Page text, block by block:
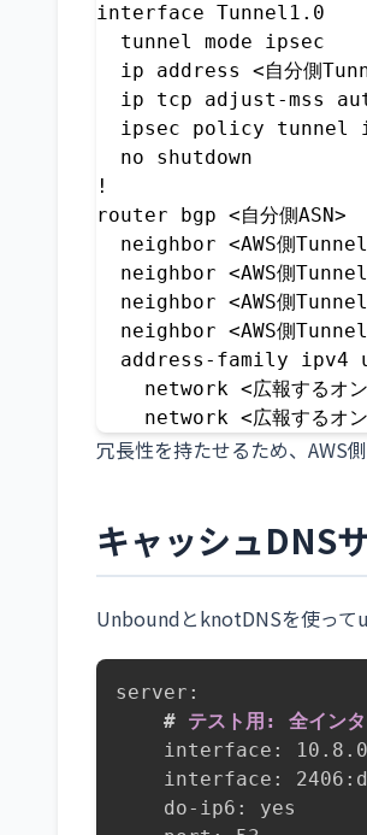
interface Tunnel1.0
  tunnel mode ipsec
ip address <自分側
ip tcp adjust-mss
ipsec policy tunnel
  no shutdown
!
router bgp <自分側ASN>
neighbor <AWS側
neighbor <AWS側
neighbor <AWS側
neighbor <AWS側
address-family ipv4
network <広報するオン
network <広報するオン
冗長性を持たせるため、AWS
キャッシュDNS
UnboundとknotDNSを使って
server:
# テスト用: 全インタ
interface:
interface:
    do-ip6: yes